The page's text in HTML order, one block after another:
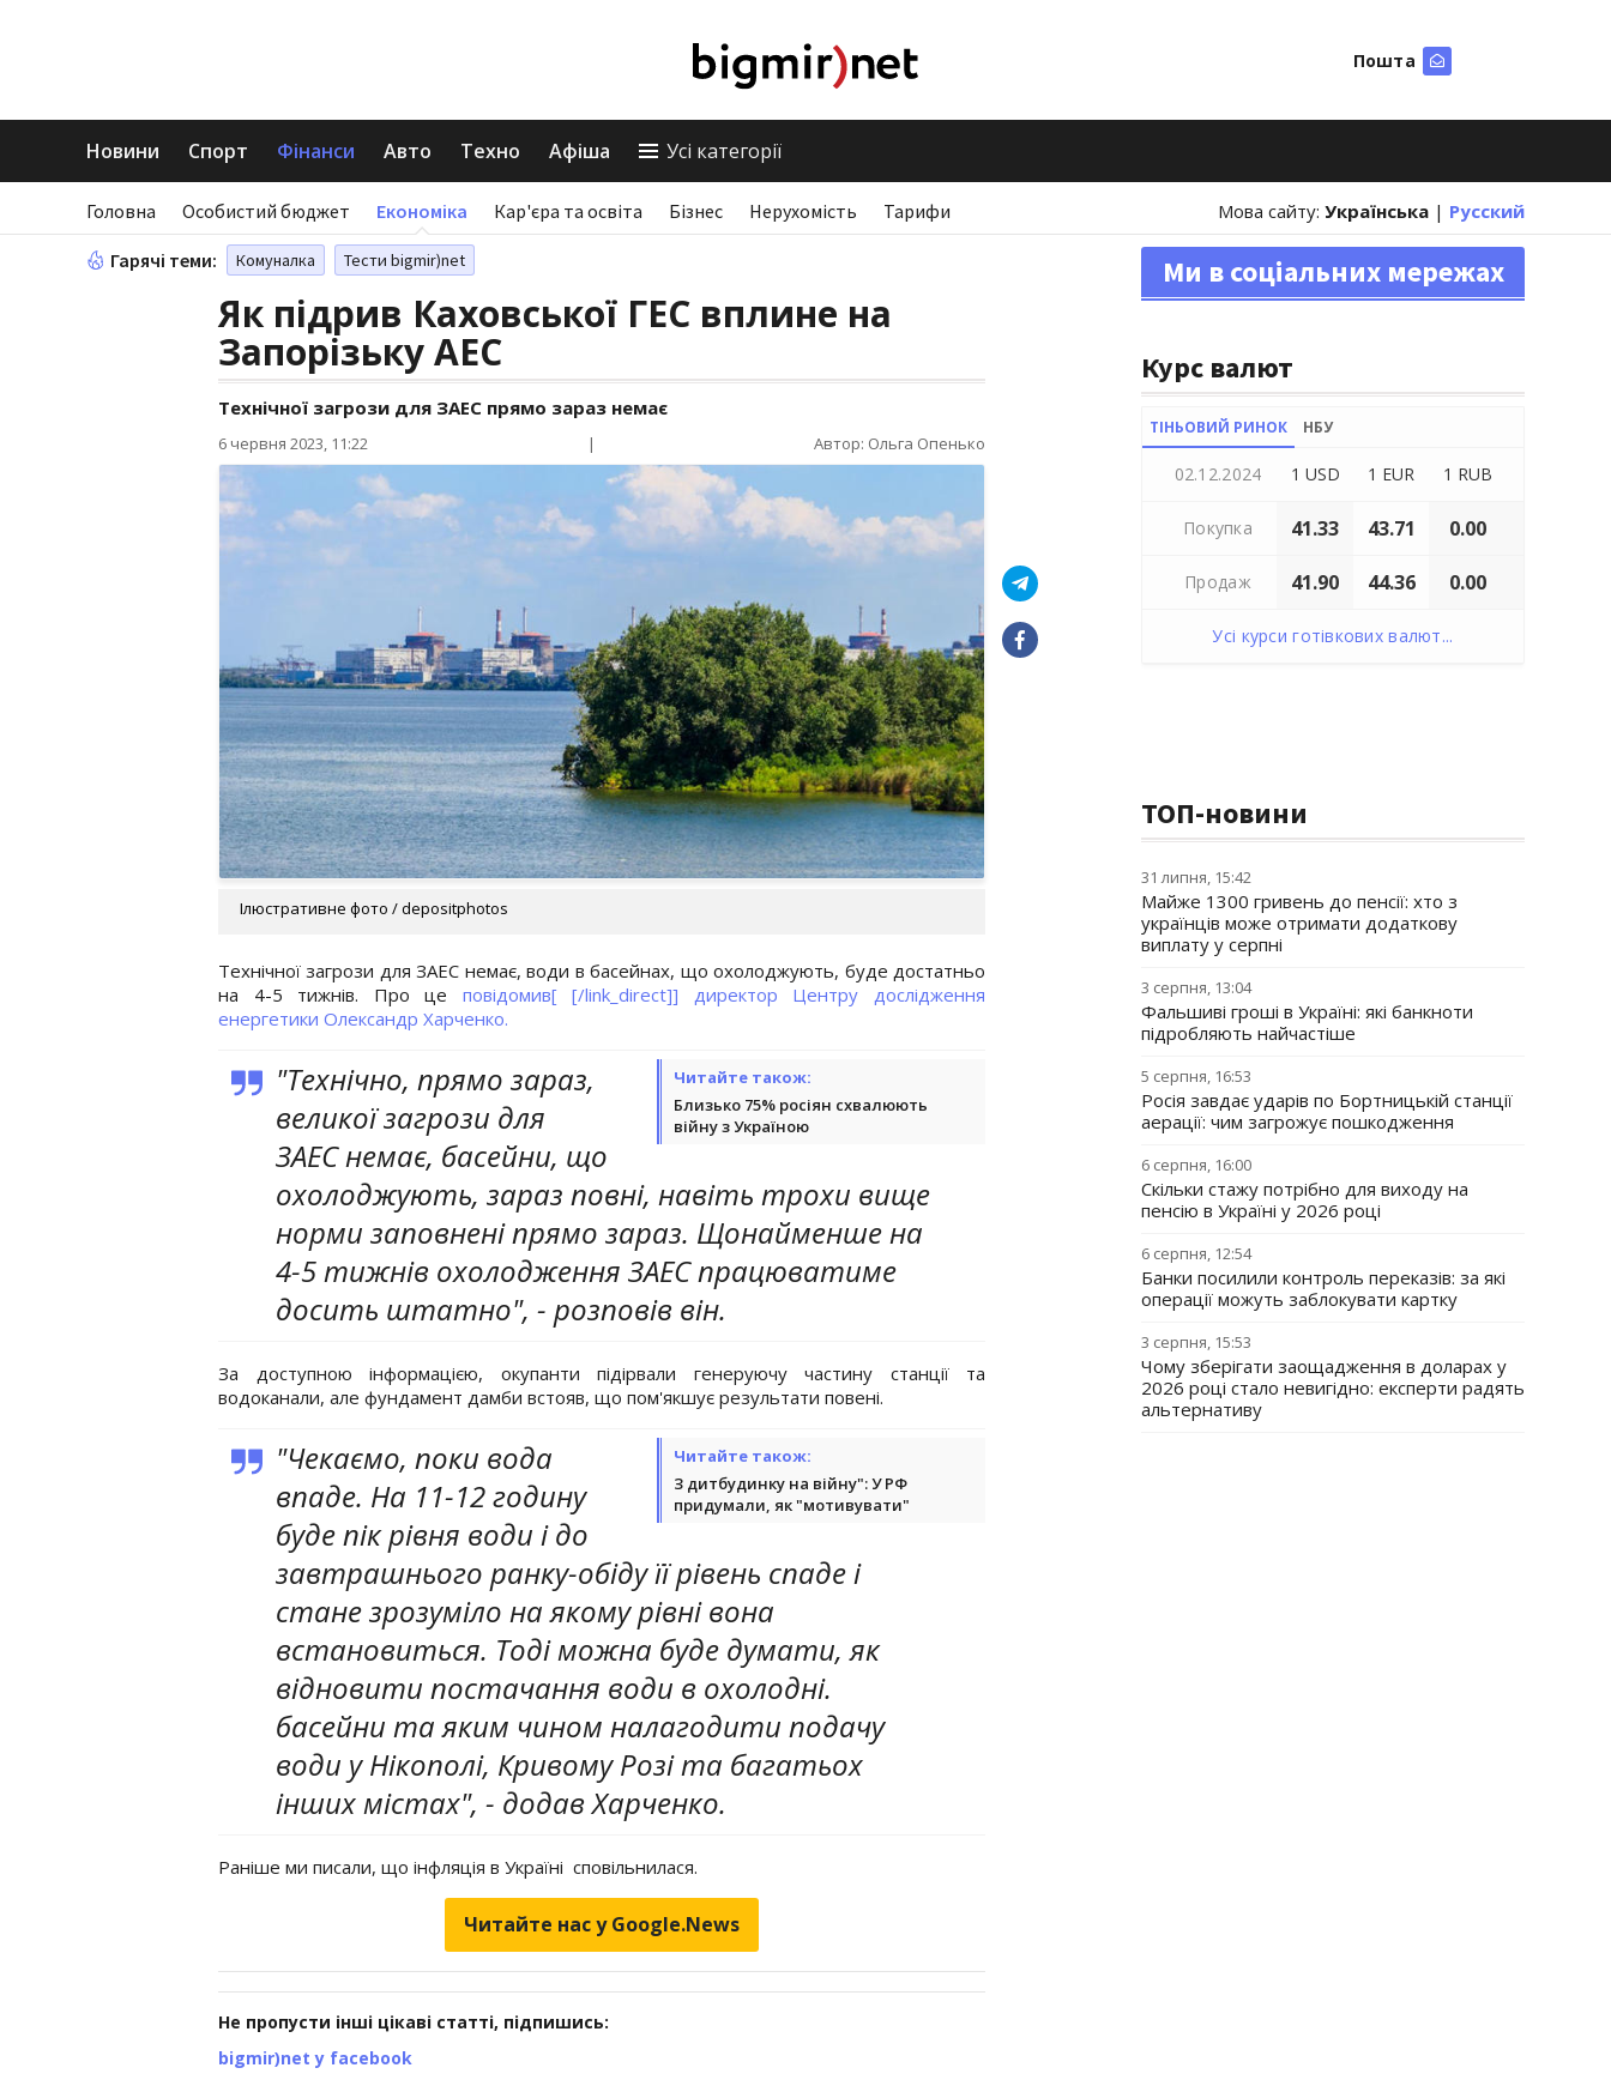
Пошта
Новини Спорт Фінанси Авто Техно Афіша Усі категорії
Головна Особистий бюджет Економіка Кар'єра та освіта Бізнес Нерухомість Тарифи Мова сайту: Українська | Русский
Гарячі теми: Комуналка Тести bigmir)net
Як підрив Каховської ГЕС вплине на
Запорізьку АЕС
Технічної загрози для ЗАЕС прямо зараз немає
6 червня 2023, 11:22 | Автор: Ольга Опенько
Ілюстративне фото / depositphotos
Технічної загрози для ЗАЕС немає, води в басейнах, що охолоджують, буде достатньо
на 4-5 тижнів. Про це повідомив[ [/link_direct]] директор Центру дослідження
енергетики Олександр Харченко.
Читайте також:
Близько 75% росіян схвалюють
війну з Україною
"Технічно, прямо зараз,
великої загрози для
ЗАЕС немає, басейни, що
охолоджують, зараз повні, навіть трохи вище
норми заповнені прямо зараз. Щонайменше на
4-5 тижнів охолодження ЗАЕС працюватиме
досить штатно", - розповів він.
За доступною інформацією, окупанти підірвали генеруючу частину станції та
водоканали, але фундамент дамби встояв, що пом'якшує результати повені.
Читайте також:
З дитбудинку на війну": У РФ
придумали, як "мотивувати"
"Чекаємо, поки вода
впаде. На 11-12 годину
буде пік рівня води і до
завтрашнього ранку-обіду її рівень спаде і
стане зрозуміло на якому рівні вона
встановиться. Тоді можна буде думати, як
відновити постачання води в охолодні.
басейни та яким чином налагодити подачу
води у Нікополі, Кривому Розі та багатьох
інших містах", - додав Харченко.
Раніше ми писали, що інфляція в Україні сповільнилася.
Читайте нас у Google.News
Не пропусти інші цікаві статті, підпишись:
bigmir)net у facebook
Ми в соціальних мережах
Курс валют
ТІНЬОВИЙ РИНОК НБУ
02.12.2024 1 USD 1 EUR 1 RUB
Покупка 41.33 43.71 0.00
Продаж 41.90 44.36 0.00
Усі курси готівкових валют...
ТОП-новини
31 липня, 15:42
Майже 1300 гривень до пенсії: хто з
українців може отримати додаткову
виплату у серпні
3 серпня, 13:04
Фальшиві гроші в Україні: які банкноти
підробляють найчастіше
5 серпня, 16:53
Росія завдає ударів по Бортницькій станції
аерації: чим загрожує пошкодження
6 серпня, 16:00
Скільки стажу потрібно для виходу на
пенсію в Україні у 2026 році
6 серпня, 12:54
Банки посилили контроль переказів: за які
операції можуть заблокувати картку
3 серпня, 15:53
Чому зберігати заощадження в доларах у
2026 році стало невигідно: експерти радять
альтернативу